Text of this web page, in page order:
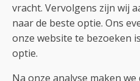
vracht. Vervolgens zijn wij
naar de beste optie. Ons
onze website te bezoeken
optie.
Na onze analyse maken we